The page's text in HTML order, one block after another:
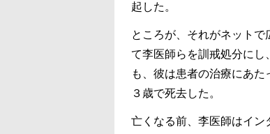
起した。
ところが、それがネット
て李医師らを訓戒処分にし
も、彼は患者の治療にあ
３歳で死去した。
亡くなる前、李医師はイン